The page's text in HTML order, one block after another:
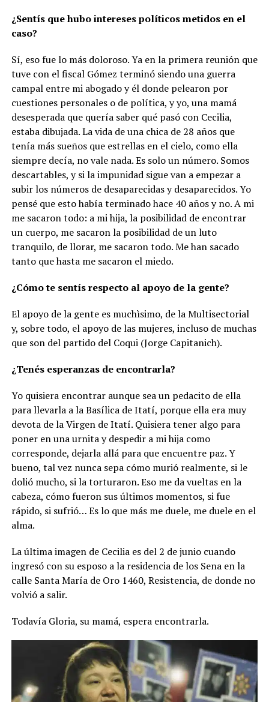
¿Sentís que hubo intereses políticos metidos en el
caso?
Sí, eso fue lo más doloroso. Ya en la primera reunión que
tuve con el fiscal Gómez terminó siendo una guerra
campal entre mi abogado y él donde pelearon por
cuestiones personales o de política, y yo, una mamá
desesperada que quería saber qué pasó con Cecilia,
estaba dibujada. La vida de una chica de 28 años que
tenía más sueños que estrellas en el cielo, como ella
siempre decía, no vale nada. Es solo un número. Somos
descartables, y si la impunidad sigue van a empezar a
subir los números de desaparecidas y desaparecidos. Yo
pensé que esto había terminado hace 40 años y no. A mi
me sacaron todo: a mi hija, la posibilidad de encontrar
un cuerpo, me sacaron la posibilidad de un luto
tranquilo, de llorar, me sacaron todo. Me han sacado
tanto que hasta me sacaron el miedo.
¿Cómo te sentís respecto al apoyo de la gente?
El apoyo de la gente es muchìsimo, de la Multisectorial
y, sobre todo, el apoyo de las mujeres, incluso de muchas
que son del partido del Coqui (Jorge Capitanich).
¿Tenés esperanzas de encontrarla?
Yo quisiera encontrar aunque sea un pedacito de ella
para llevarla a la Basílica de Itatí, porque ella era muy
devota de la Virgen de Itatí. Quisiera tener algo para
poner en una urnita y despedir a mi hija como
corresponde, dejarla allá para que encuentre paz. Y
bueno, tal vez nunca sepa cómo murió realmente, si le
dolió mucho, si la torturaron. Eso me da vueltas en la
cabeza, cómo fueron sus últimos momentos, si fue
rápido, si sufrió… Es lo que más me duele, me duele en el
alma.
La última imagen de Cecilia es del 2 de junio cuando
ingresó con su esposo a la residencia de los Sena en la
calle Santa María de Oro 1460, Resistencia, de donde no
volvió a salir.
Todavía Gloria, su mamá, espera encontrarla.